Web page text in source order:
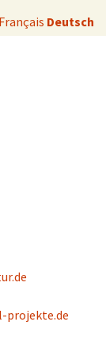
projekte.de
Français Deutsch